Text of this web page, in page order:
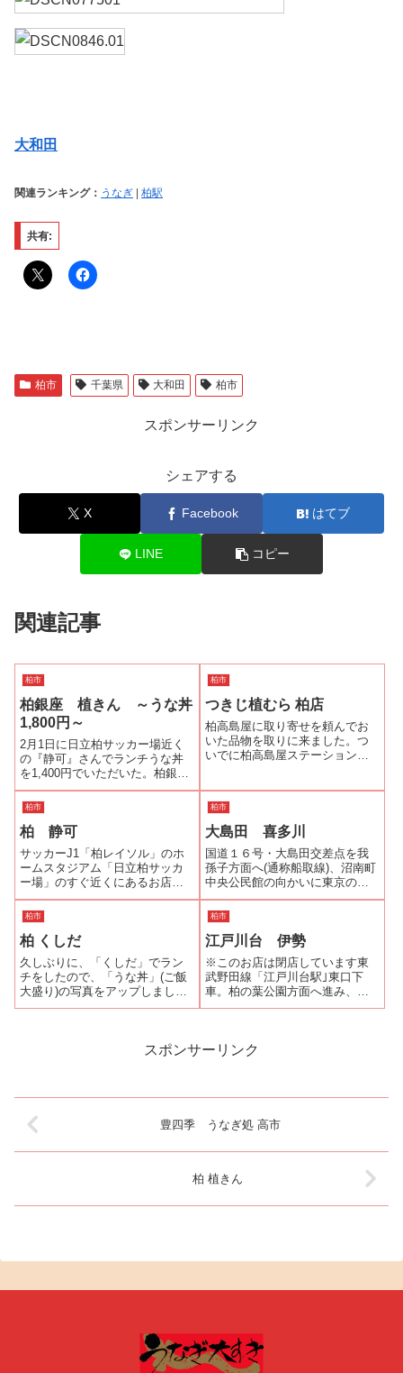
大和田
関連ランキング： うなぎ | 柏駅
共有:
柏市 千葉県 大和田 柏市
スポンサーリンク
シェアする
X Facebook はてブ
LINE コピー
関連記事
柏市
柏銀座 植きん ～うな丼
1,800円～
2月1日に日立柏サッカー場近く
の『静可』さんでランチうな丼
を1,400円でいただいた。柏銀座
通りの『植きん』さんも「うな
丼」が、1,800円でいただける。
柏駅近辺で千円台で鰻をいただ
けるお店の特集をしようかと、
お邪魔した。『植きん』さんは
「...
柏市
つきじ植むら 柏店
柏高島屋に取り寄せを頼んでお
いた品物を取りに来ました。つ
いでに柏高島屋ステーションモ
ぶし”のポスターが…。誘われる
ように入ってしまいました。鰻
櫃まぶし膳（...
柏市
柏 静可
サッカーJ1「柏レイソル」のホ
ームスタジアム「日立柏サッカ
ー場」のすぐ近くにあるお店で
す。本格的“炭火焼”を謳っている
だけに店の外にも食欲をそそる
「うなぎ屋さん」らしい匂いが
します。鰻も期待どおり香ばし
く、甘めのタレがよく合ってい
ます。また...
柏市
大島田 喜多川
国道１６号・大島田交差点を我
孫子方面へ(通称船取線)、沼南町
中央公民館の向かいに東京の下
町から抜け出したような店構え
のお店が｢喜多川｣である。紀州
備長炭でじっくり、丁寧に焼き
上げられたうなぎはふっくら、
香ばしく、柔らかさと歯ごたえ
を両方楽し...
柏市
柏 くしだ
久しぶりに、「くしだ」でラン
チをしたので、「うな丼」(ご飯
大盛り)の写真をアップしまし
た。ランチタイムサービスとは
半尾ですが、質は落ちていませ
柏市
江戸川台 伊勢
※このお店は閉店しています東
武野田線「江戸川台駅｣東口下
車。柏の葉公園方面へ進み、ヨ
ークマート江戸川台店先の信号
ったりとってあり、駐車スペー
スポンサーリンク
豊四季 うなぎ処 高市
柏 植きん